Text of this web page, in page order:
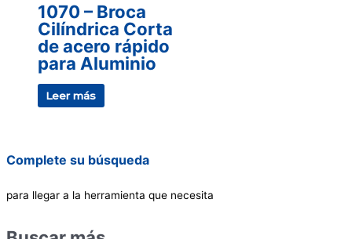
1070 – Broca
Cilíndrica Corta
de acero rápido
para Aluminio
Leer más
Complete su búsqueda
para llegar a la herramienta que necesita